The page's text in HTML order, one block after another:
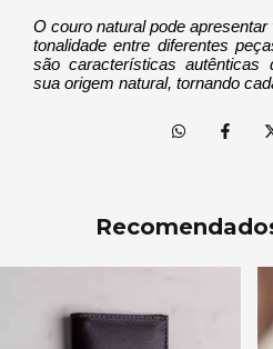
O couro natural pode
tonalidade entre diferentes
são características autênticas
sua origem natural, tornando